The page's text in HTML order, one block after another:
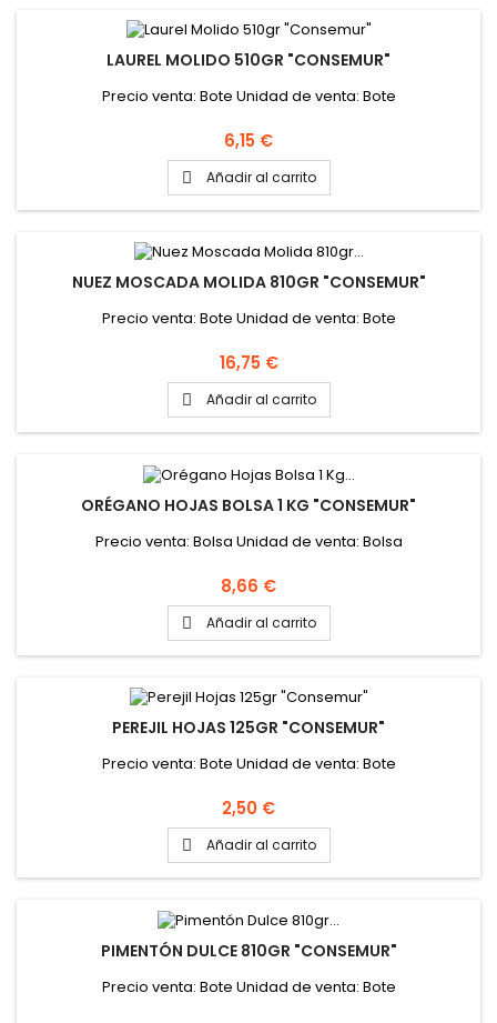
LAUREL MOLIDO 510GR "CONSEMUR"
Precio venta: Bote Unidad de venta: Bote
Precio
6,15 €
 Añadir al carrito
NUEZ MOSCADA MOLIDA 810GR "CONSEMUR"
Precio venta: Bote Unidad de venta: Bote
Precio
16,75 €
 Añadir al carrito
ORÉGANO HOJAS BOLSA 1 KG "CONSEMUR"
Precio venta: Bolsa Unidad de venta: Bolsa
Precio
8,66 €
 Añadir al carrito
PEREJIL HOJAS 125GR "CONSEMUR"
Precio venta: Bote Unidad de venta: Bote
Precio
2,50 €
 Añadir al carrito
PIMENTÓN DULCE 810GR "CONSEMUR"
Precio venta: Bote Unidad de venta: Bote